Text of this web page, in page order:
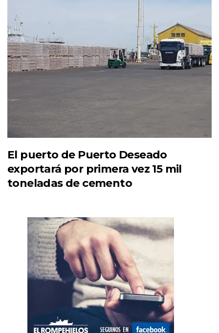
El puerto de Puerto Deseado
exportará por primera vez 15 mil
toneladas de cemento